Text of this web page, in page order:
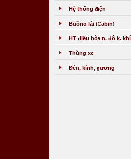
Hệ thống điện
Buồng lái (Cabin)
HT điều hòa n. độ k. khí
Thùng xe
Đèn, kính, gương